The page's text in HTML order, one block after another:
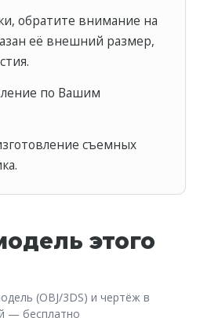
обратите внимание на
её внешний размер,
по Вашим
съемных
этого
(OBJ/3DS) и чертёж в
— бесплатно